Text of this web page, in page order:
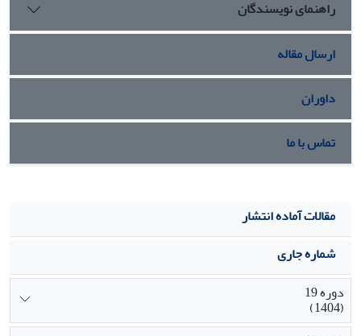
راهنمای نویسندگان
ارسال مقاله
داوران
تماس با ما
مقالات آماده انتشار
شماره جاری
دوره 19
(1404)